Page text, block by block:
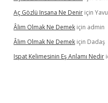
Aç Gözlü Insana Ne Denir için
Âlim Olmak Ne Demek için admin
Âlim Olmak Ne Demek için Dadaş
Ispat Kelimesinin Eş Anlamı Nedir